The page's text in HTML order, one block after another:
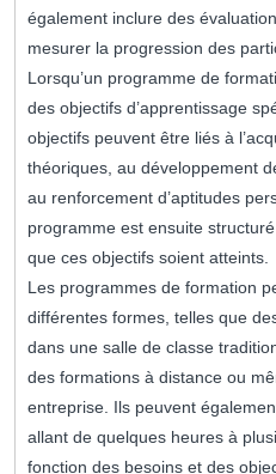
également inclure des
mesurer la progression des
Lorsqu’un programme de
des objectifs d’apprentissage
objectifs peuvent être liés à
théoriques, au développement
au renforcement d’aptitudes
programme est ensuite
que ces objectifs soient atteints.
Les programmes de formation
différentes formes, telles que
dans une salle de classe
des formations à distance ou
entreprise. Ils peuvent
allant de quelques heures à
fonction des besoins et des